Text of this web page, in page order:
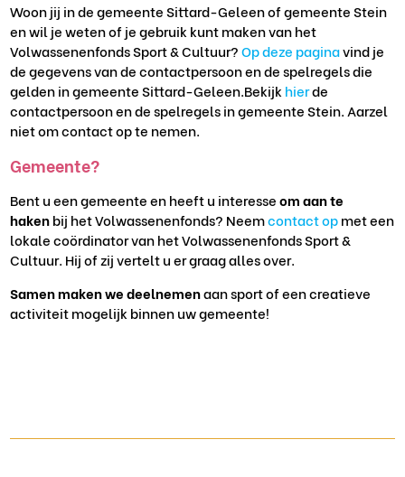
Woon jij in de gemeente Sittard-Geleen of gemeente Stein
en wil je weten of je gebruik kunt maken van het
Volwassenenfonds Sport & Cultuur?Op deze paginavind je
de gegevens van de contactpersoon en de spelregels die
gelden in gemeente Sittard-Geleen.Bekijk hierde
contactpersoon en de spelregels in gemeente Stein. Aarzel
niet om contact op te nemen.
Gemeente?
Bent u een gemeente en heeft u interesseom aan te
hakenbij het Volwassenenfonds? Neemcontact opmet een
lokale coördinator van het Volwassenenfonds Sport &
Cultuur. Hij of zij vertelt u er graag alles over.
Samen maken we deelnemenaan sport of een creatieve
activiteit mogelijk binnen uw gemeente!